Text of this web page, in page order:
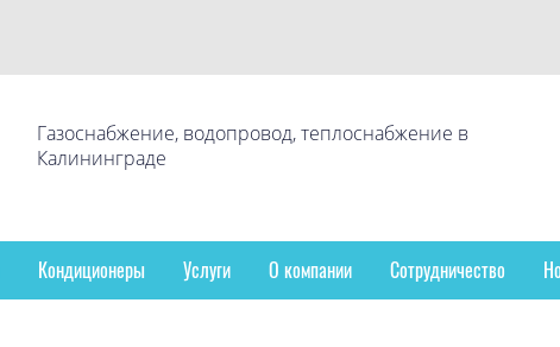
Газоснабжение, водопровод, теплоснабжение в
Калининграде
Кондиционеры Услуги О компании Сотрудничество